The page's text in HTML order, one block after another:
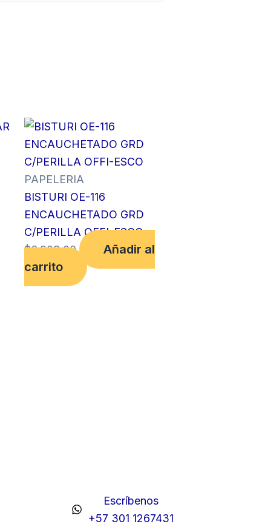
PAPELERIA
BISTURI OE-116
ENCAUCHETADO GRD
C/PERILLA OFFI-ESCO
$6,908.00
Añadir al
carrito
Escríbenos
+57 301 1267431